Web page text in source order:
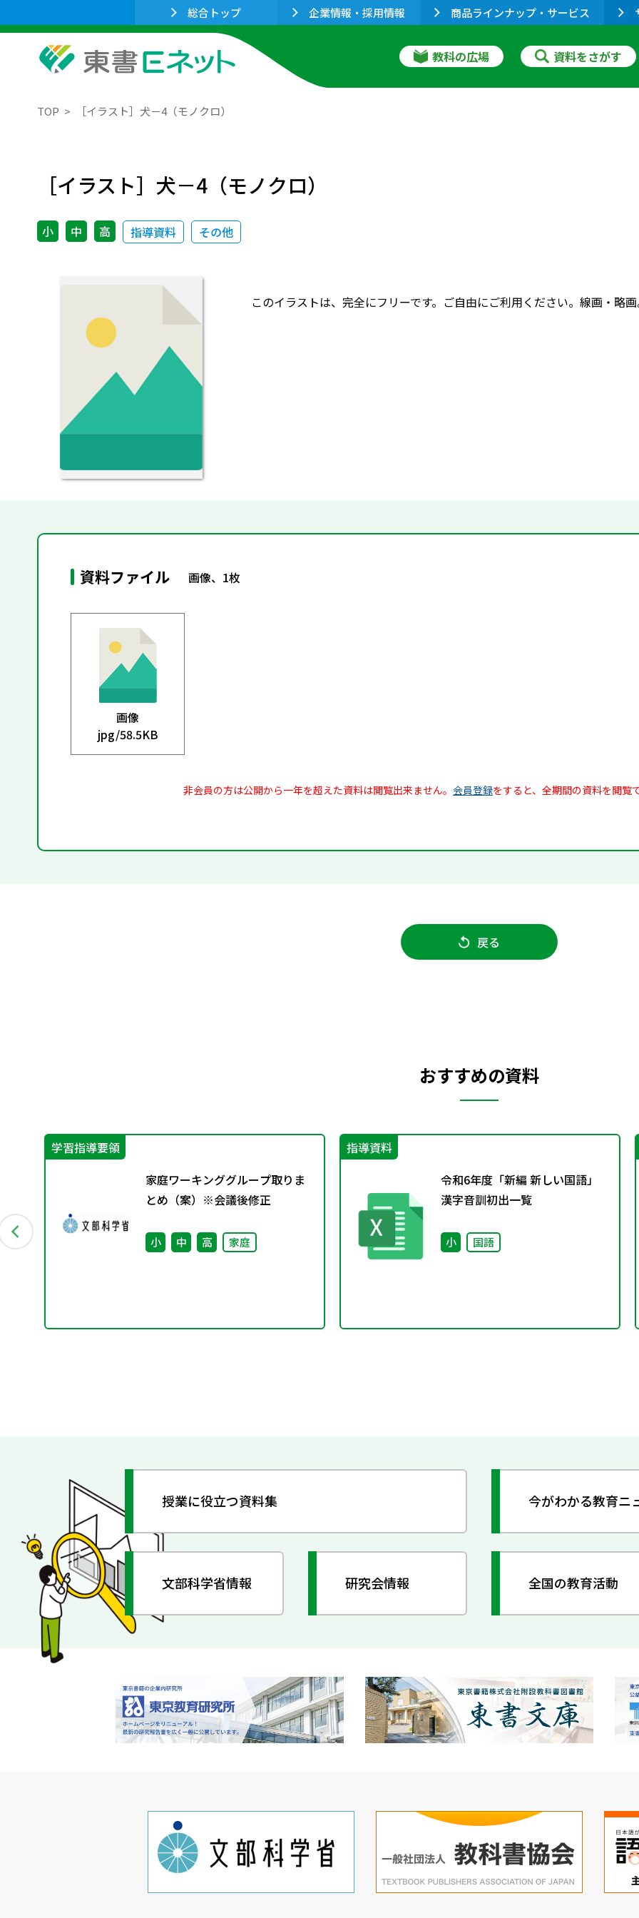
総合トップ 企業情報・採用情報 商品ラインナップ・サービス
教科の広場 資料をさがす
TOP ［イラスト］犬－4（モノクロ）
［イラスト］犬－4（モノクロ）
小 中 高 指導資料 その他
このイラストは、完全にフリーです。ご自由にご利用ください。線画・略画
資料ファイル 画像、1枚
画像
jpg/58.5KB
非会員の方は公開から一年を超えた資料は閲覧出来ません。 会員登録をすると、全期間の資料を閲覧
戻る
おすすめの資料
学習指導要領
家庭ワーキンググループ取りま
とめ（案）※会議後修正
小 中 高 家庭
指導資料
令和6年度「新編 新しい国語」
漢字音訓初出一覧
小 国語
授業に役立つ資料集 今がわかる教育ニ
文部科学省情報 研究会情報 全国の教育活動